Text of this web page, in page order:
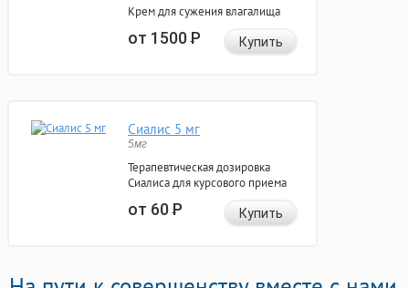
Крем для сужения влагалища
от 1500Р Купить
Сиалис 5 мг
5мг
Терапевтическая дозировка
Сиалиса для курсового приема
от 60Р Купить